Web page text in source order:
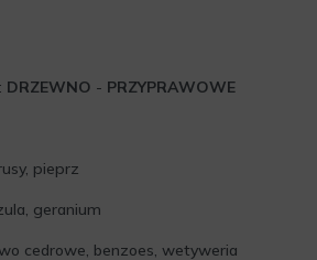
: DRZEWNO - PRZYPRAWOWE
pieprz
geranium
cedrowe, benzoes, wetyweria